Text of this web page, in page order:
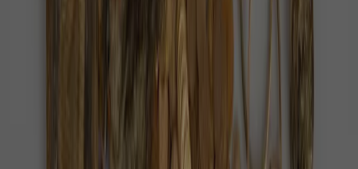
let před druhou světovou válkou.